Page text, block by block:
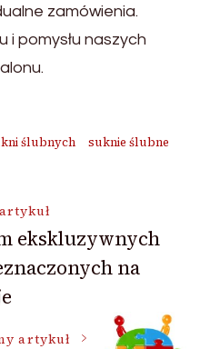
zamówienia.
i pomysłu naszych
ślubnych suknie ślubne
ekskluzywnych
na
artykuł